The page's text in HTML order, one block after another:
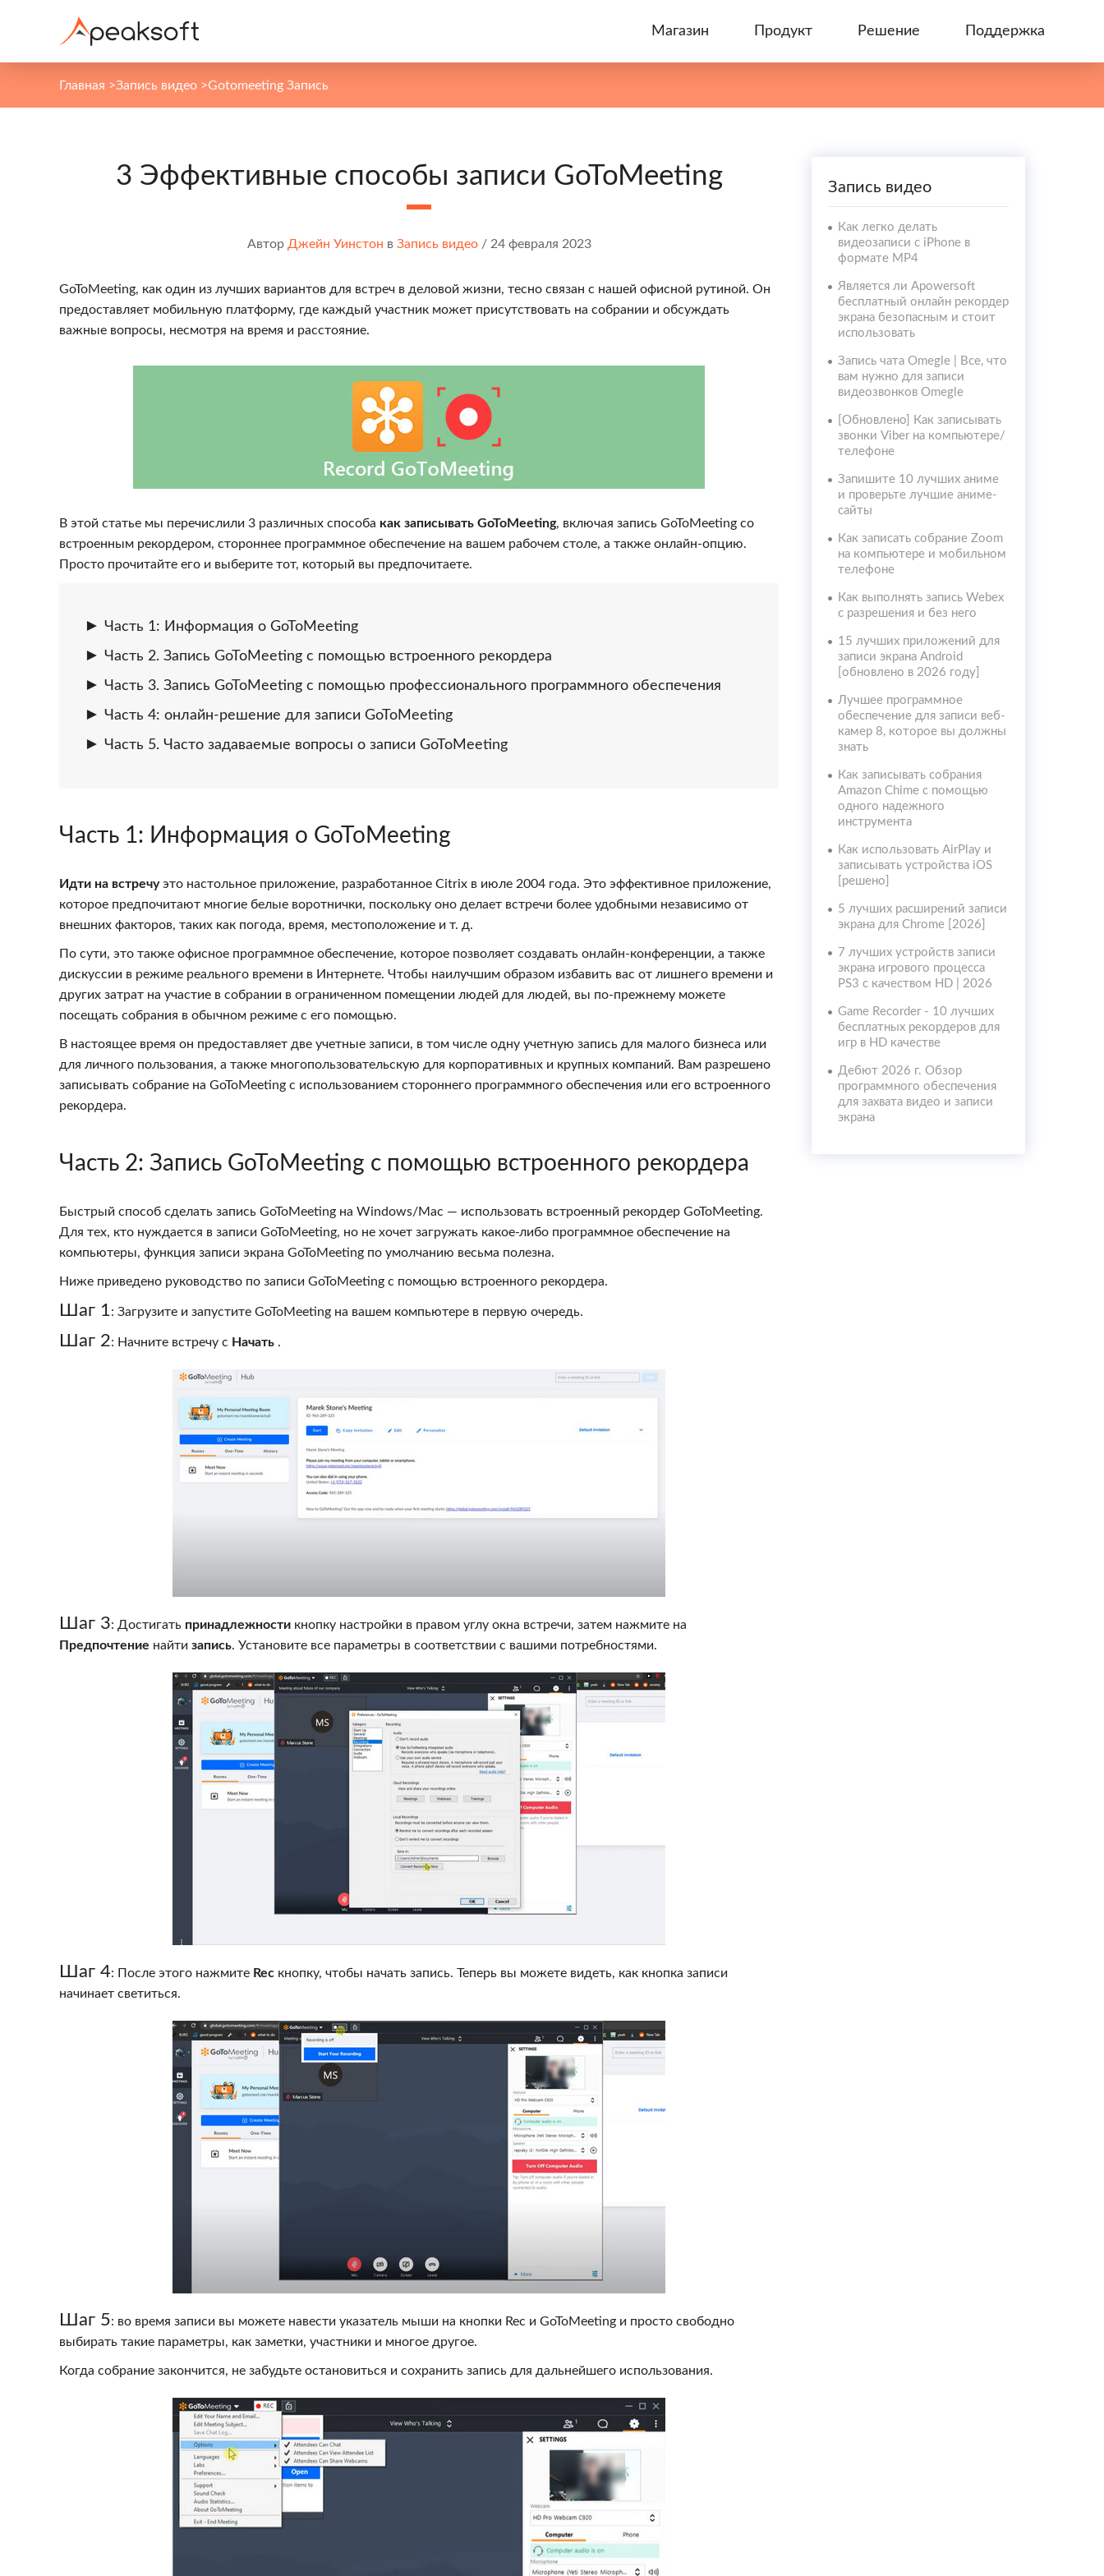
Магазин Продукт Решение Поддержка
Главная >Запись видео >Gotomeeting Запись
3 Эффективные способы записи GoToMeeting
Автор Джейн Уинстон в Запись видео/ 24 февраля 2023
GoToMeeting, как один из лучших вариантов для встреч в деловой жизни, тесно связан с нашей офисной рутиной. Он
предоставляет мобильную платформу, где каждый участник может присутствовать на собрании и обсуждать
важные вопросы, несмотря на время и расстояние.
В этой статье мы перечислили 3 различных способа как записывать GoToMeeting, включая запись GoToMeeting со
встроенным рекордером, стороннее программное обеспечение на вашем рабочем столе, а также онлайн-опцию.
Просто прочитайте его и выберите тот, который вы предпочитаете.
Часть 1: Информация о GoToMeeting
Часть 2. Запись GoToMeeting с помощью встроенного рекордера
Часть 3. Запись GoToMeeting с помощью профессионального программного обеспечения
Часть 4: онлайн-решение для записи GoToMeeting
Часть 5. Часто задаваемые вопросы о записи GoToMeeting
Часть 1: Информация о GoToMeeting
Идти на встречуэто настольное приложение, разработанное Citrix в июле 2004 года. Это эффективное приложение,
которое предпочитают многие белые воротнички, поскольку оно делает встречи более удобными независимо от
внешних факторов, таких как погода, время, местоположение и т. д.
По сути, это также офисное программное обеспечение, которое позволяет создавать онлайн-конференции, а также
дискуссии в режиме реального времени в Интернете. Чтобы наилучшим образом избавить вас от лишнего времени и
других затрат на участие в собрании в ограниченном помещении людей для людей, вы по-прежнему можете
посещать собрания в обычном режиме с его помощью.
В настоящее время он предоставляет две учетные записи, в том числе одну учетную запись для малого бизнеса или
для личного пользования, а также многопользовательскую для корпоративных и крупных компаний. Вам разрешено
записывать собрание на GoToMeeting с использованием стороннего программного обеспечения или его встроенного
рекордера.
Часть 2: Запись GoToMeeting с помощью встроенного рекордера
Быстрый способ сделать запись GoToMeeting на Windows/Mac — использовать встроенный рекордер GoToMeeting.
Для тех, кто нуждается в записи GoToMeeting, но не хочет загружать какое-либо программное обеспечение на
компьютеры, функция записи экрана GoToMeeting по умолчанию весьма полезна.
Ниже приведено руководство по записи GoToMeeting с помощью встроенного рекордера.
Шаг 1: Загрузите и запустите GoToMeeting на вашем компьютере в первую очередь.
Шаг 2: Начните встречу с Начать .
Шаг 3: Достигать принадлежности кнопку настройки в правом углу окна встречи, затем нажмите на
Предпочтение найти запись. Установите все параметры в соответствии с вашими потребностями.
Шаг 4: После этого нажмите Rec кнопку, чтобы начать запись. Теперь вы можете видеть, как кнопка записи
начинает светиться.
Шаг 5: во время записи вы можете навести указатель мыши на кнопки Rec и GoToMeeting и просто свободно
выбирать такие параметры, как заметки, участники и многое другое.
Когда собрание закончится, не забудьте остановиться и сохранить запись для дальнейшего использования.
Запись видео
Как легко делать
видеозаписи с iPhone в
формате MP4
Является ли Apowersoft
бесплатный онлайн рекордер
экрана безопасным и стоит
использовать
Запись чата Omegle | Все, что
вам нужно для записи
видеозвонков Omegle
[Обновлено] Как записывать
звонки Viber на компьютере/
телефоне
Запишите 10 лучших аниме
и проверьте лучшие аниме-
сайты
Как записать собрание Zoom
на компьютере и мобильном
телефоне
Как выполнять запись Webex
с разрешения и без него
15 лучших приложений для
записи экрана Android
[обновлено в 2026 году]
Лучшее программное
обеспечение для записи веб-
камер 8, которое вы должны
знать
Как записывать собрания
Amazon Chime с помощью
одного надежного
инструмента
Как использовать AirPlay и
записывать устройства iOS
[решено]
5 лучших расширений записи
экрана для Chrome [2026]
7 лучших устройств записи
экрана игрового процесса
PS3 с качеством HD | 2026
Game Recorder - 10 лучших
бесплатных рекордеров для
игр в HD качестве
Дебют 2026 г. Обзор
программного обеспечения
для захвата видео и записи
экрана